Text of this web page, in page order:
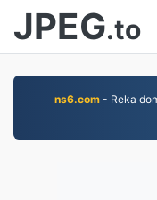
JPEG.to
ns6.com- Reka